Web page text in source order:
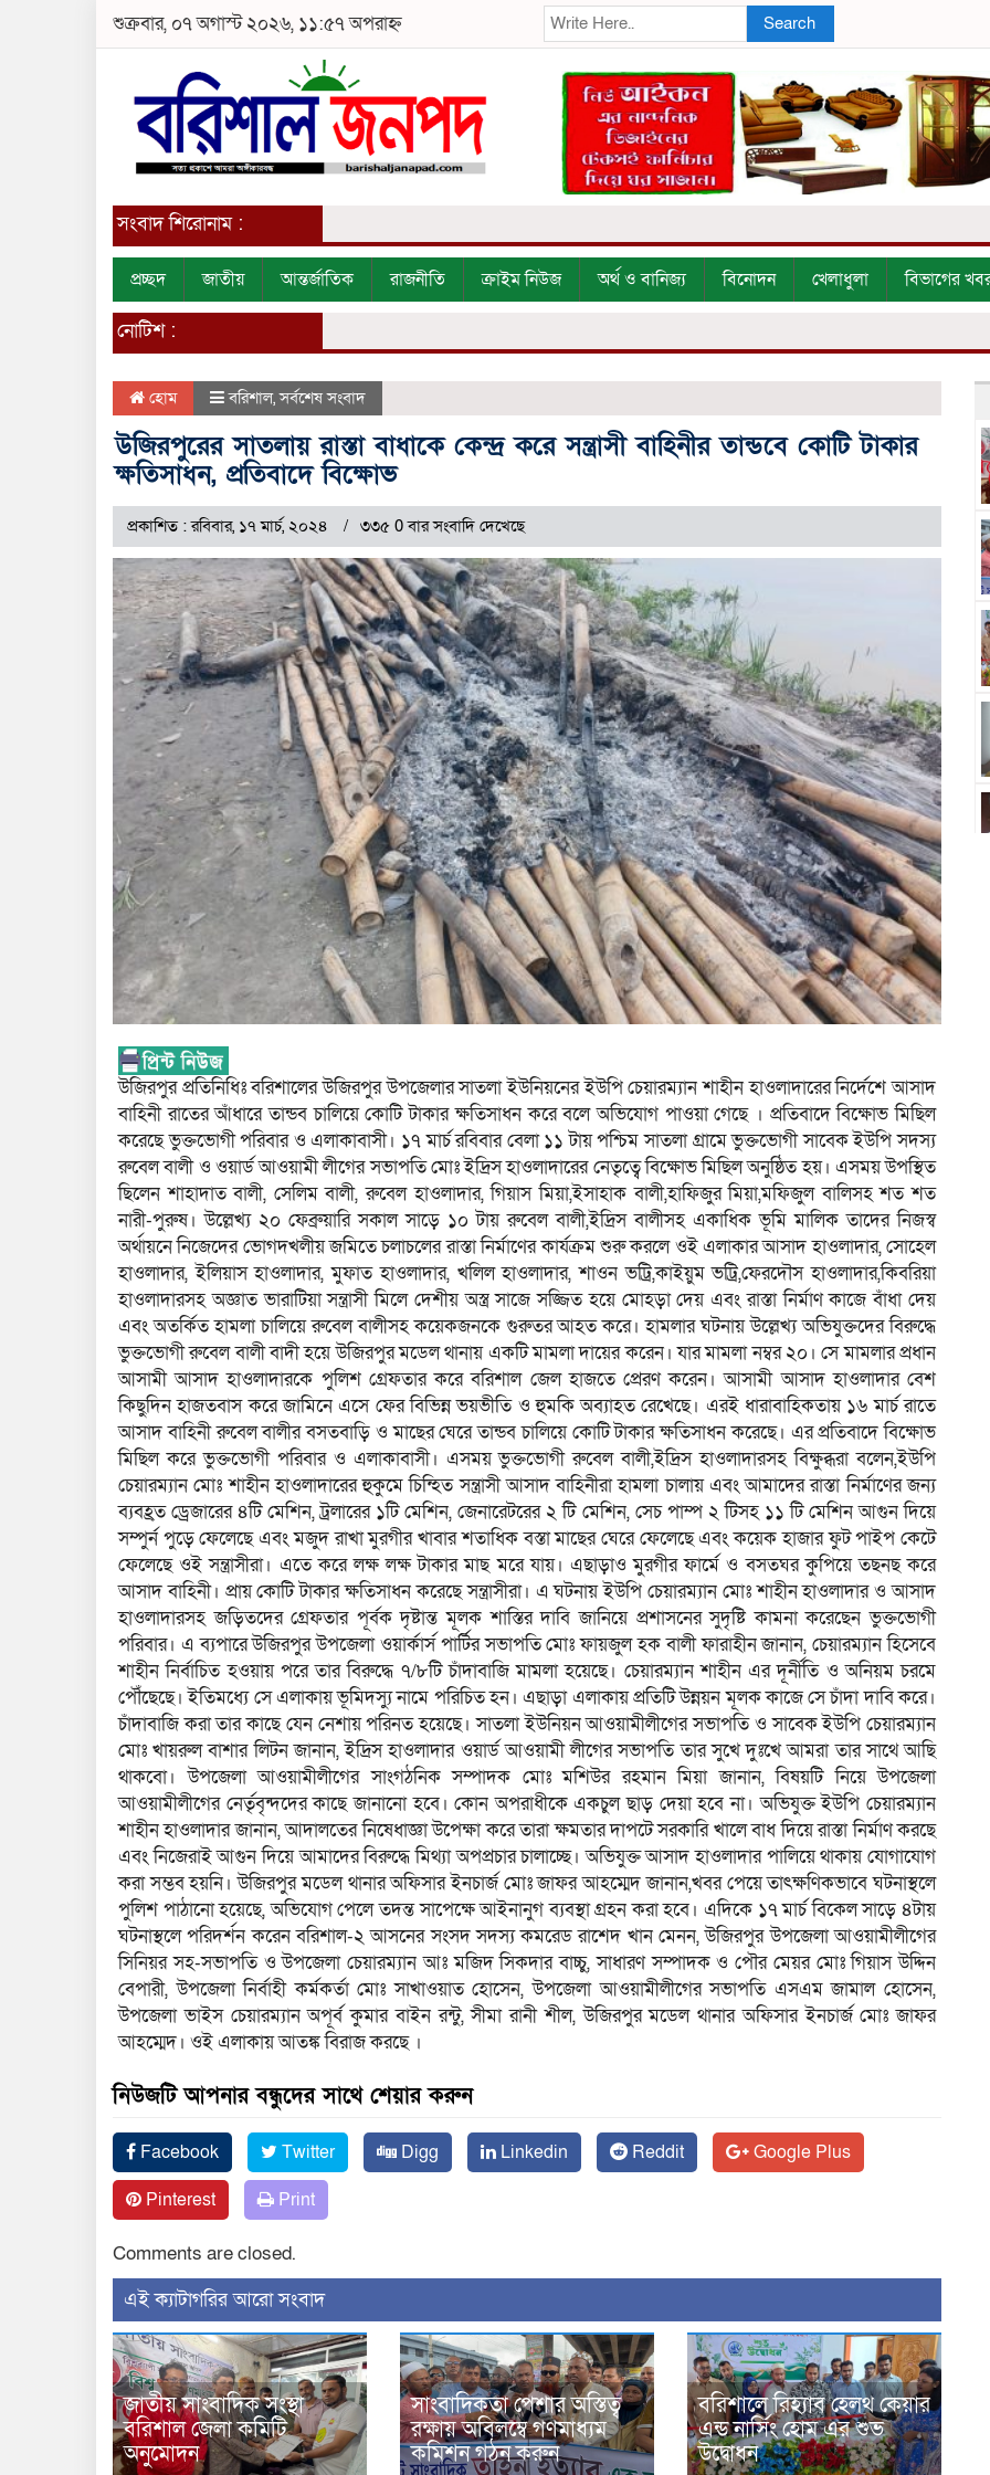
শুক্রবার, ০৭ অগাস্ট ২০২৬, ১১:৫৭ অপরাহ্ন Search
সংবাদ শিরোনাম :
প্রচ্ছদ জাতীয় আন্তর্জাতিক রাজনীতি ক্রাইম নিউজ অর্থ ও বানিজ্য বিনোদন খেলাধুলা বিভাগের
নোটিশ :
হোম বরিশাল,সর্বশেষ সংবাদ
উজিরপুরের সাতলায় রাস্তা বাধাকে কেন্দ্র করে সন্ত্রাসী বাহিনীর তান্ডবে কোটি টাকার
ক্ষতিসাধন, প্রতিবাদে বিক্ষোভ
প্রকাশিত : রবিবার, ১৭ মার্চ, ২০২৪ ৩৩৫ 0 বার সংবাদি দেখেছে
উজিরপুর প্রতিনিধিঃ বরিশালের উজিরপুর উপজেলার সাতলা ইউনিয়নের ইউপি চেয়ারম্যান শাহীন হাওলাদারের নির্দেশে আসাদ
বাহিনী রাতের আঁধারে তান্ডব চালিয়ে কোটি টাকার ক্ষতিসাধন করে বলে অভিযোগ পাওয়া গেছে । প্রতিবাদে বিক্ষোভ মিছিল
করেছে ভুক্তভোগী পরিবার ও এলাকাবাসী। ১৭ মার্চ রবিবার বেলা ১১ টায় পশ্চিম সাতলা গ্রামে ভুক্তভোগী সাবেক ইউপি সদস্য
রুবেল বালী ও ওয়ার্ড আওয়ামী লীগের সভাপতি মোঃ ইদ্রিস হাওলাদারের নেতৃত্বে বিক্ষোভ মিছিল অনুষ্ঠিত হয়। এসময় উপস্থিত
ছিলেন শাহাদাত বালী, সেলিম বালী, রুবেল হাওলাদার, গিয়াস মিয়া,ইসাহাক বালী,হাফিজুর মিয়া,মফিজুল বালিসহ শত শত
নারী-পুরুষ। উল্লেখ্য ২০ ফেব্রুয়ারি সকাল সাড়ে ১০ টায় রুবেল বালী,ইদ্রিস বালীসহ একাধিক ভূমি মালিক তাদের নিজস্ব
অর্থায়নে নিজেদের ভোগদখলীয় জমিতে চলাচলের রাস্তা নির্মাণের কার্যক্রম শুরু করলে ওই এলাকার আসাদ হাওলাদার, সোহেল
হাওলাদার, ইলিয়াস হাওলাদার, মুফাত হাওলাদার, খলিল হাওলাদার, শাওন ভট্রি,কাইয়ুম ভট্রি,ফেরদৌস হাওলাদার,কিবরিয়া
হাওলাদারসহ অজ্ঞাত ভারাটিয়া সন্ত্রাসী মিলে দেশীয় অস্ত্র সাজে সজ্জিত হয়ে মোহড়া দেয় এবং রাস্তা নির্মাণ কাজে বাঁধা দেয়
এবং অতর্কিত হামলা চালিয়ে রুবেল বালীসহ কয়েকজনকে গুরুতর আহত করে। হামলার ঘটনায় উল্লেখ্য অভিযুক্তদের বিরুদ্ধে
ভুক্তভোগী রুবেল বালী বাদী হয়ে উজিরপুর মডেল থানায় একটি মামলা দায়ের করেন। যার মামলা নম্বর ২০। সে মামলার প্রধান
আসামী আসাদ হাওলাদারকে পুলিশ গ্রেফতার করে বরিশাল জেল হাজতে প্রেরণ করেন। আসামী আসাদ হাওলাদার বেশ
কিছুদিন হাজতবাস করে জামিনে এসে ফের বিভিন্ন ভয়ভীতি ও হুমকি অব্যাহত রেখেছে। এরই ধারাবাহিকতায় ১৬ মার্চ রাতে
আসাদ বাহিনী রুবেল বালীর বসতবাড়ি ও মাছের ঘেরে তান্ডব চালিয়ে কোটি টাকার ক্ষতিসাধন করেছে। এর প্রতিবাদে বিক্ষোভ
মিছিল করে ভুক্তভোগী পরিবার ও এলাকাবাসী। এসময় ভুক্তভোগী রুবেল বালী,ইদ্রিস হাওলাদারসহ বিক্ষুব্ধরা বলেন,ইউপি
চেয়ারম্যান মোঃ শাহীন হাওলাদারের হুকুমে চিন্হিত সন্ত্রাসী আসাদ বাহিনীরা হামলা চালায় এবং আমাদের রাস্তা নির্মাণের জন্য
ব্যবহ্রত ড্রেজারের ৪টি মেশিন, ট্রলারের ১টি মেশিন, জেনারেটরের ২ টি মেশিন, সেচ পাম্প ২ টিসহ ১১ টি মেশিন আগুন দিয়ে
সম্পুর্ন পুড়ে ফেলেছে এবং মজুদ রাখা মুরগীর খাবার শতাধিক বস্তা মাছের ঘেরে ফেলেছে এবং কয়েক হাজার ফুট পাইপ কেটে
ফেলেছে ওই সন্ত্রাসীরা। এতে করে লক্ষ লক্ষ টাকার মাছ মরে যায়। এছাড়াও মুরগীর ফার্মে ও বসতঘর কুপিয়ে তছনছ করে
আসাদ বাহিনী। প্রায় কোটি টাকার ক্ষতিসাধন করেছে সন্ত্রাসীরা। এ ঘটনায় ইউপি চেয়ারম্যান মোঃ শাহীন হাওলাদার ও আসাদ
হাওলাদারসহ জড়িতদের গ্রেফতার পূর্বক দৃষ্টান্ত মূলক শাস্তির দাবি জানিয়ে প্রশাসনের সুদৃষ্টি কামনা করেছেন ভুক্তভোগী
পরিবার। এ ব্যপারে উজিরপুর উপজেলা ওয়ার্কার্স পার্টির সভাপতি মোঃ ফায়জুল হক বালী ফারাহীন জানান, চেয়ারম্যান হিসেবে
শাহীন নির্বাচিত হওয়ায় পরে তার বিরুদ্ধে ৭/৮টি চাঁদাবাজি মামলা হয়েছে। চেয়ারম্যান শাহীন এর দূর্নীতি ও অনিয়ম চরমে
পৌঁছেছে। ইতিমধ্যে সে এলাকায় ভূমিদস্যু নামে পরিচিত হন। এছাড়া এলাকায় প্রতিটি উন্নয়ন মূলক কাজে সে চাঁদা দাবি করে।
চাঁদাবাজি করা তার কাছে যেন নেশায় পরিনত হয়েছে। সাতলা ইউনিয়ন আওয়ামীলীগের সভাপতি ও সাবেক ইউপি চেয়ারম্যান
মোঃ খায়রুল বাশার লিটন জানান, ইদ্রিস হাওলাদার ওয়ার্ড আওয়ামী লীগের সভাপতি তার সুখে দুঃখে আমরা তার সাথে আছি
থাকবো। উপজেলা আওয়ামীলীগের সাংগঠনিক সম্পাদক মোঃ মশিউর রহমান মিয়া জানান, বিষয়টি নিয়ে উপজেলা
আওয়ামীলীগের নের্তৃবৃন্দদের কাছে জানানো হবে। কোন অপরাধীকে একচুল ছাড় দেয়া হবে না। অভিযুক্ত ইউপি চেয়ারম্যান
শাহীন হাওলাদার জানান, আদালতের নিষেধাজ্ঞা উপেক্ষা করে তারা ক্ষমতার দাপটে সরকারি খালে বাধ দিয়ে রাস্তা নির্মাণ করছে
এবং নিজেরাই আগুন দিয়ে আমাদের বিরুদ্ধে মিথ্যা অপপ্রচার চালাচ্ছে। অভিযুক্ত আসাদ হাওলাদার পালিয়ে থাকায় যোগাযোগ
করা সম্ভব হয়নি। উজিরপুর মডেল থানার অফিসার ইনচার্জ মোঃ জাফর আহম্মেদ জানান,খবর পেয়ে তাৎক্ষণিকভাবে ঘটনাস্থলে
পুলিশ পাঠানো হয়েছে, অভিযোগ পেলে তদন্ত সাপেক্ষে আইনানুগ ব্যবস্থা গ্রহন করা হবে। এদিকে ১৭ মার্চ বিকেল সাড়ে ৪টায়
ঘটনাস্থলে পরিদর্শন করেন বরিশাল-২ আসনের সংসদ সদস্য কমরেড রাশেদ খান মেনন, উজিরপুর উপজেলা আওয়ামীলীগের
সিনিয়র সহ-সভাপতি ও উপজেলা চেয়ারম্যান আঃ মজিদ সিকদার বাচ্চু, সাধারণ সম্পাদক ও পৌর মেয়র মোঃ গিয়াস উদ্দিন
বেপারী, উপজেলা নির্বাহী কর্মকর্তা মোঃ সাখাওয়াত হোসেন, উপজেলা আওয়ামীলীগের সভাপতি এসএম জামাল হোসেন,
উপজেলা ভাইস চেয়ারম্যান অপূর্ব কুমার বাইন রন্টু, সীমা রানী শীল, উজিরপুর মডেল থানার অফিসার ইনচার্জ মোঃ জাফর
আহম্মেদ। ওই এলাকায় আতঙ্ক বিরাজ করছে ।
নিউজটি আপনার বন্ধুদের সাথে শেয়ার করুন
Facebook Twitter Digg Linkedin Reddit
Google Plus
Pinterest
Print
Comments are closed.
‍এই ক্যাটাগরির ‍আরো সংবাদ
জাতীয় সাংবাদিক সংস্থা
বরিশাল জেলা কমিটি
অনুমোদন
সাংবাদিকতা পেশার অস্তিত্ব
রক্ষায় অবিলম্বে গণমাধ্যম
কমিশন গঠন করুন
বরিশালে রিহ্যাব হেলথ কেয়ার
এন্ড নার্সিং হোম এর শুভ
উদ্বোধন